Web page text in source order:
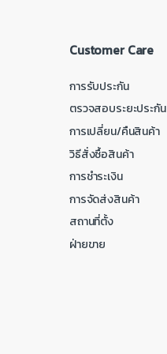
Customer Care
การรับประกัน
ตรวจสอบระยะประกัน
การเปลี่ยน/คืนสินค้า
วิธีสั่งซื้อสินค้า
การชำระเงิน
การจัดส่งสินค้า
สถานที่ตั้ง
ฝ่ายขาย